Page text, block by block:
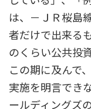
は、－ＪＲ桜島
者だけで出来る
のくらい公共投
この期に及んで
実施を明言でき
ールディングズ